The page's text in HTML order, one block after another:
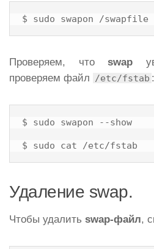
$ sudo swapon /swapfile
Проверяем, чтоswap
проверяем файл
/etc/fstab :
$ sudo swapon --show
$ sudo cat /etc/fstab
Удаление swap.
Чтобы удалить swap-файл,